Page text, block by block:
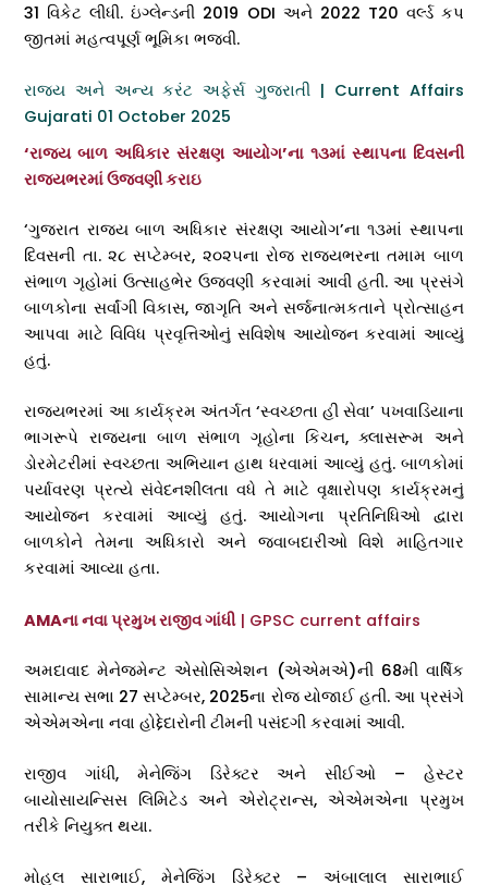
31 વિકેટ લીધી. ઇંગ્લેન્ડની 2019 ODI અને 2022 T20 વર્લ્ડ કપ
જીતમાં મહત્વપૂર્ણ ભૂમિકા ભજવી.
રાજ્ય અને અન્ય કરંટ અફેર્સ ગુજરાતી | Current Affairs
Gujarati 01 October 2025
‘રાજ્ય બાળ અધિકાર સંરક્ષણ આયોગ’ના ૧૩માં સ્થાપના દિવસની
રાજ્યભરમાં ઉજવણી કરાઇ
‘ગુજરાત રાજ્ય બાળ અધિકાર સંરક્ષણ આયોગ’ના ૧૩માં સ્થાપના
દિવસની તા. ૨૮ સપ્ટેમ્બર, ૨૦૨૫ના રોજ રાજ્યભરના તમામ બાળ
સંભાળ ગૃહોમાં ઉત્સાહભેર ઉજવણી કરવામાં આવી હતી. આ પ્રસંગે
બાળકોના સર્વાંગી વિકાસ, જાગૃતિ અને સર્જનાત્મકતાને પ્રોત્સાહન
આપવા માટે વિવિધ પ્રવૃત્તિઓનું સવિશેષ આયોજન કરવામાં આવ્યું
હતું.
રાજ્યભરમાં આ કાર્યક્રમ અંતર્ગત ‘સ્વચ્છતા હી સેવા’ પખવાડિયાના
ભાગરૂપે રાજ્યના બાળ સંભાળ ગૃહોના કિચન, ક્લાસરૂમ અને
ડોરમેટરીમાં સ્વચ્છતા અભિયાન હાથ ધરવામાં આવ્યું હતું. બાળકોમાં
પર્યાવરણ પ્રત્યે સંવેદનશીલતા વધે તે માટે વૃક્ષારોપણ કાર્યક્રમનું
આયોજન કરવામાં આવ્યું હતું. આયોગના પ્રતિનિધિઓ દ્વારા
બાળકોને તેમના અધિકારો અને જવાબદારીઓ વિશે માહિતગાર
કરવામાં આવ્યા હતા.
AMAના નવા પ્રમુખ રાજીવ ગાંધી| GPSC current affairs
અમદાવાદ મેનેજમેન્ટ એસોસિએશન (એએમએ)ની 68મી વાર્ષિક
સામાન્ય સભા 27 સપ્ટેમ્બર, 2025ના રોજ યોજાઈ હતી. આ પ્રસંગે
એએમએના નવા હોદ્દેદારોની ટીમની પસંદગી કરવામાં આવી.
રાજીવ ગાંધી, મેનેજિંગ ડિરેક્ટર અને સીઈઓ – હેસ્ટર
બાયોસાયન્સિસ લિમિટેડ અને એરોટ્રાન્સ, એએમએના પ્રમુખ
તરીકે નિયુક્ત થયા.
મોહલ સારાભાઈ, મેનેજિંગ ડિરેક્ટર – અંબાલાલ સારાભાઈ